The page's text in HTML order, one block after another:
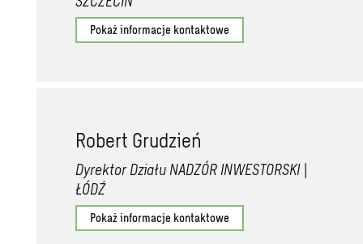
Pokaż informacje kontaktowe
Robert Grudzień
Dyrektor Działu NADZÓR INWESTORSKI |
ŁÓDŹ
Pokaż informacje kontaktowe